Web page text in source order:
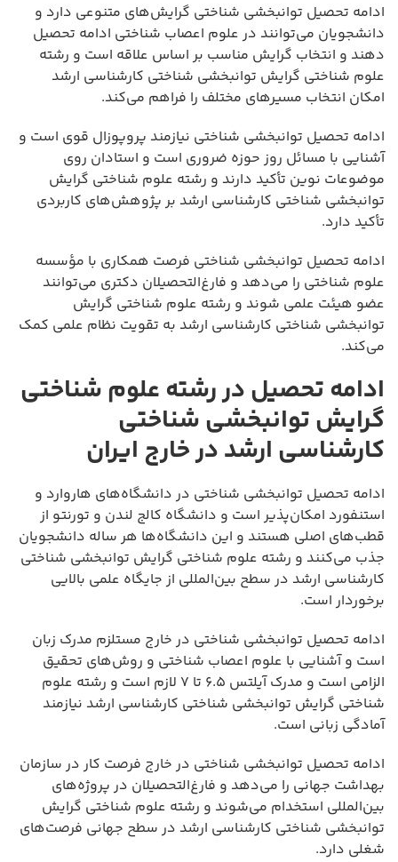
ادامه تحصیل توانبخشی شناختی گرایش‌های متنوعی دارد و
دانشجویان می‌توانند در علوم اعصاب شناختی ادامه تحصیل
دهند و انتخاب گرایش مناسب بر اساس علاقه است و رشته
علوم شناختی گرایش توانبخشی شناختی کارشناسی ارشد
امکان انتخاب مسیرهای مختلف را فراهم می‌کند.
ادامه تحصیل توانبخشی شناختی نیازمند پروپوزال قوی است و
آشنایی با مسائل روز حوزه ضروری است و استادان روی
موضوعات نوین تأکید دارند و رشته علوم شناختی گرایش
توانبخشی شناختی کارشناسی ارشد بر پژوهش‌های کاربردی
تأکید دارد.
ادامه تحصیل توانبخشی شناختی فرصت همکاری با مؤسسه
علوم شناختی را می‌دهد و فارغ‌التحصیلان دکتری می‌توانند
عضو هیئت علمی شوند و رشته علوم شناختی گرایش
توانبخشی شناختی کارشناسی ارشد به تقویت نظام علمی کمک
می‌کند.
ادامه تحصیل در رشته علوم شناختی
گرایش توانبخشی شناختی
کارشناسی ارشد در خارج ایران
ادامه تحصیل توانبخشی شناختی در دانشگاه‌های هاروارد و
استنفورد امکان‌پذیر است و دانشگاه کالج لندن و تورنتو از
قطب‌های اصلی هستند و این دانشگاه‌ها هر ساله دانشجویان
جذب می‌کنند و رشته علوم شناختی گرایش توانبخشی شناختی
کارشناسی ارشد در سطح بین‌المللی از جایگاه علمی بالایی
برخوردار است.
ادامه تحصیل توانبخشی شناختی در خارج مستلزم مدرک زبان
است و آشنایی با علوم اعصاب شناختی و روش‌های تحقیق
الزامی است و مدرک آیلتس ۶.۵ تا ۷ لازم است و رشته علوم
شناختی گرایش توانبخشی شناختی کارشناسی ارشد نیازمند
آمادگی زبانی است.
ادامه تحصیل توانبخشی شناختی در خارج فرصت کار در سازمان
بهداشت جهانی را می‌دهد و فارغ‌التحصیلان در پروژه‌های
بین‌المللی استخدام می‌شوند و رشته علوم شناختی گرایش
توانبخشی شناختی کارشناسی ارشد در سطح جهانی فرصت‌های
شغلی دارد.